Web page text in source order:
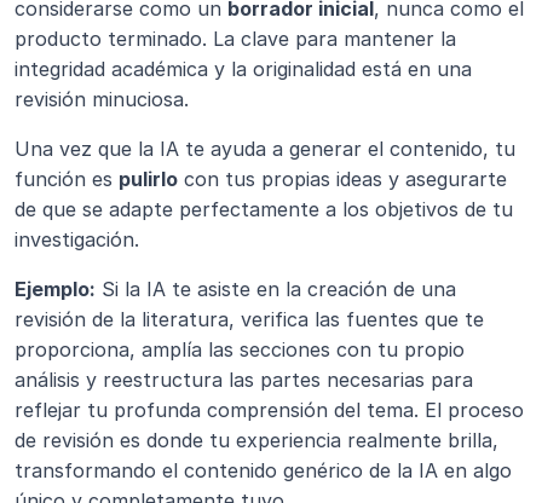
considerarse como un borrador inicial, nunca como el
producto terminado. La clave para mantener la
integridad académica y la originalidad está en una
revisión minuciosa.
Una vez que la IA te ayuda a generar el contenido, tu
función es pulirlo con tus propias ideas y asegurarte
de que se adapte perfectamente a los objetivos de tu
investigación.
Ejemplo: Si la IA te asiste en la creación de una
revisión de la literatura, verifica las fuentes que te
proporciona, amplía las secciones con tu propio
análisis y reestructura las partes necesarias para
reflejar tu profunda comprensión del tema. El proceso
de revisión es donde tu experiencia realmente brilla,
transformando el contenido genérico de la IA en algo